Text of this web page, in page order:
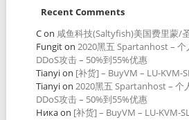
Recent Comments
Con 咸鱼科技(Saltyfish)美国费里蒙/
Fungiton 2020黑五 Spartanhost –
DDoS攻击 – 50%到55%优惠
Tianyion [补货] – BuyVM – LU-KVM-
Tianyion 2020黑五 Spartanhost – 个
DDoS攻击 – 50%到55%优惠
Никаon [补货] – BuyVM – LU-KVM-